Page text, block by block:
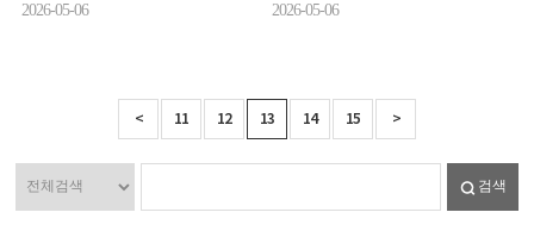
2026-05-06
2026-05-06
< 11 12 13 14 15 >
검색